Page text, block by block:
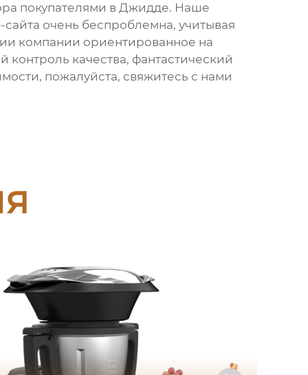
покупателями в Джидде. Наше
очень беспроблемна, учитывая
компании ориентированное на
качества, фантастический
пожалуйста, свяжитесь с нами